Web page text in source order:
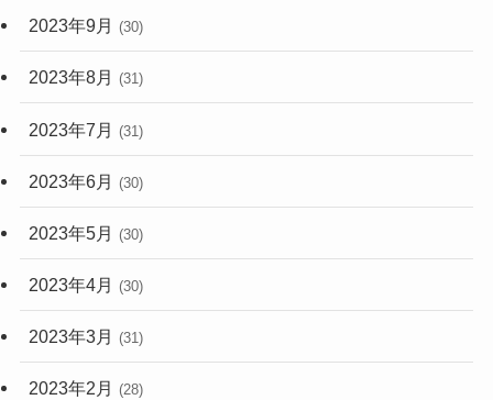
2023年9月 (30)
2023年8月 (31)
2023年7月 (31)
2023年6月 (30)
2023年5月 (30)
2023年4月 (30)
2023年3月 (31)
2023年2月 (28)